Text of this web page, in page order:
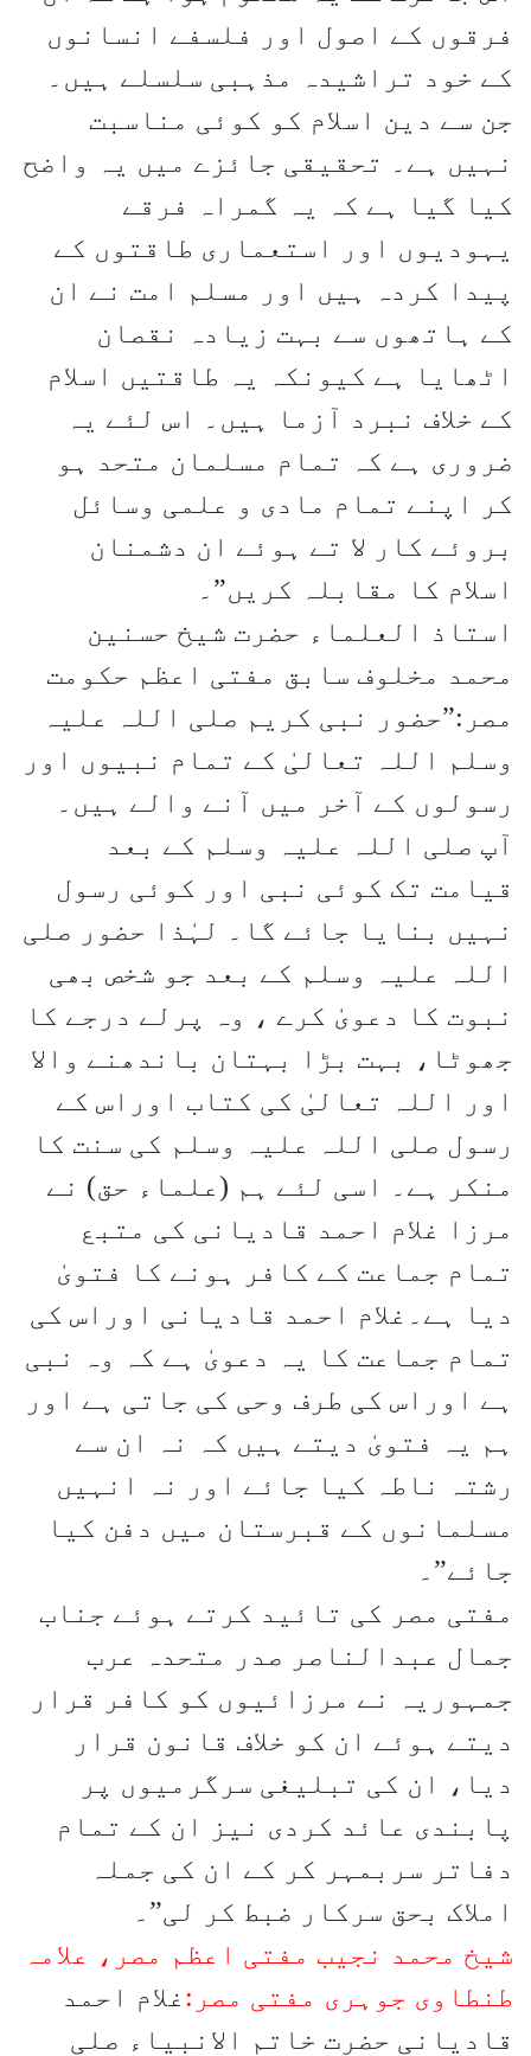
فرقوں کے اصول اور فلسفے انسانوں
کے خود تراشیدہ مذہبی سلسلے ہیں۔
جن سے دین اسلام کو کوئی مناسبت
نہیں ہے۔ تحقیقی جائزے میں یہ واضح
کیا گیا ہے کہ یہ گمراہ فرقے
یہودیوں اور استعماری طاقتوں کے
پیدا کردہ ہیں اور مسلم امت نے ان
کے ہاتھوں سے بہت زیادہ نقصان
اٹھایا ہے کیونکہ یہ طاقتیں اسلام
کے خلاف نبرد آزما ہیں۔ اس لئے یہ
ضروری ہے کہ تمام مسلمان متحد ہو
کر اپنے تمام مادی و علمی وسائل
بروئے کار لا تے ہوئے ان دشمنان
اسلام کا مقابلہ کریں”۔
استاذ العلماء حضرت شیخ حسنین
محمد مخلوف سابق مفتی اعظم حکومت
مصر:”حضور نبی کریم صلی اللہ علیہ
وسلم اللہ تعالیٰ کے تمام نبیوں اور
رسولوں کے آخر میں آنے والے ہیں۔
آپ صلی اللہ علیہ وسلم کے بعد
قیامت تک کوئی نبی اور کوئی رسول
نہیں بنایا جائے گا۔ لہٰذا حضور صلی
اللہ علیہ وسلم کے بعد جو شخص بھی
نبوت کا دعویٰ کرے ، وہ پرلے درجے کا
جھوٹا، بہت بڑا بہتان باندھنے والا
اور اللہ تعالیٰ کی کتاب اوراس کے
رسول صلی اللہ علیہ وسلم کی سنت کا
منکر ہے۔ اسی لئے ہم (علماء حق) نے
مرزا غلام احمد قادیانی کی متبع
تمام جماعت کے کافر ہونے کا فتویٰ
دیا ہے۔غلام احمد قادیانی اوراس کی
تمام جماعت کا یہ دعویٰ ہے کہ وہ نبی
ہے اوراس کی طرف وحی کی جاتی ہے اور
ہم یہ فتویٰ دیتے ہیں کہ نہ ان سے
رشتہ ناطہ کیا جائے اور نہ انہیں
مسلمانوں کے قبرستان میں دفن کیا
جائے”۔
مفتی مصر کی تائید کرتے ہوئے جناب
جمال عبدالناصر صدر متحدہ عرب
جمہوریہ نے مرزائیوں کو کافر قرار
دیتے ہوئے ان کو خلاف قانون قرار
دیا، ان کی تبلیغی سرگرمیوں پر
پابندی عائد کردی نیز ان کے تمام
دفاتر سربمہر کر کے ان کی جملہ
املاک بحق سرکار ضبط کر لی”۔
شیخ محمد نجیب مفتی اعظم مصر، علامہ
طنطاوی جوہری مفتی مصر: غلام احمد
قادیانی حضرت خاتم الانبیاء صلی